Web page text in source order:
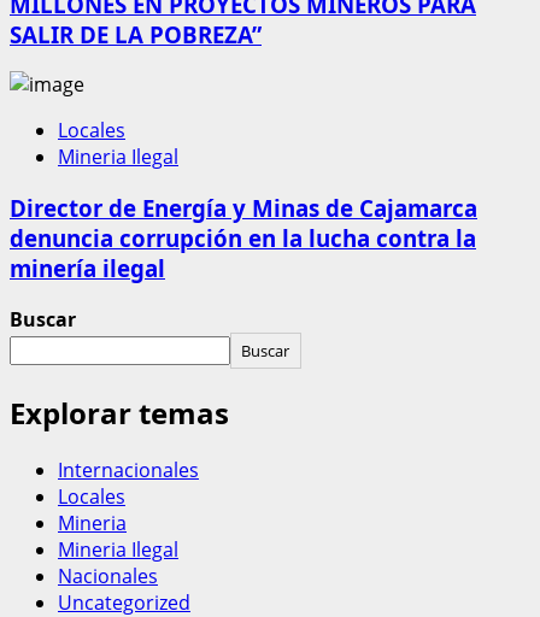
SALIR DE LA POBREZA”
Locales
Mineria Ilegal
Director de Energía y Minas de Cajamarca
denuncia corrupción en la lucha contra la
minería ilegal
Buscar
Buscar
Explorar temas
Internacionales
Locales
Mineria
Mineria Ilegal
Nacionales
Uncategorized